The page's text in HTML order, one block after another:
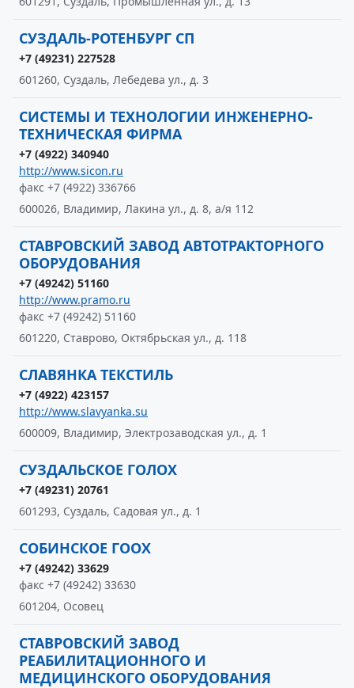
СУЗДАЛЬ-РОТЕНБУРГ СП
+7 (49231) 227528
601260, Суздаль, Лебедева ул., д. 3
СИСТЕМЫ И ТЕХНОЛОГИИ ИНЖЕНЕРНО-
ТЕХНИЧЕСКАЯ ФИРМА
+7 (4922) 340940
http://www.sicon.ru
факс +7 (4922) 336766
600026, Владимир, Лакина ул., д. 8, а/я 112
СТАВРОВСКИЙ ЗАВОД АВТОТРАКТОРНОГО
ОБОРУДОВАНИЯ
+7 (49242) 51160
http://www.pramo.ru
факс +7 (49242) 51160
601220, Ставрово, Октябрьская ул., д. 118
СЛАВЯНКА ТЕКСТИЛЬ
+7 (4922) 423157
http://www.slavyanka.su
600009, Владимир, Электрозаводская ул., д. 1
СУЗДАЛЬСКОЕ ГОЛОХ
+7 (49231) 20761
601293, Суздаль, Садовая ул., д. 1
СОБИНСКОЕ ГООХ
+7 (49242) 33629
факс +7 (49242) 33630
601204, Осовец
СТАВРОВСКИЙ ЗАВОД
РЕАБИЛИТАЦИОННОГО И
МЕДИЦИНСКОГО ОБОРУДОВАНИЯ